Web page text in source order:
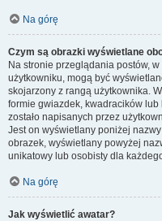
Na górę
Czym są obrazki wyświetlane
Na stronie przeglądania postów,
użytkowniku, mogą być
skojarzony z rangą użytkownika.
formie gwiazdek, kwadracików
zostało napisanych przez
Jest on wyświetlany poniżej
obrazek, wyświetlany powyżej
unikatowy lub osobisty dla
Na górę
Jak wyświetlić awatar?